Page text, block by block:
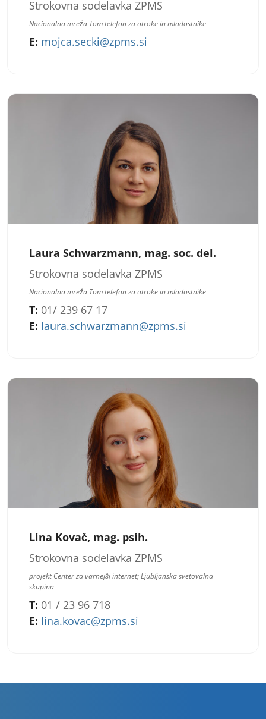
Strokovna sodelavka ZPMS
Nacionalna mreža Tom telefon za otroke in mladostnike
E: mojca.secki@zpms.si
Laura Schwarzmann, mag. soc. del.
Strokovna sodelavka ZPMS
Nacionalna mreža Tom telefon za otroke in mladostnike
T: 01/ 239 67 17
E: laura.schwarzmann@zpms.si
Lina Kovač, mag. psih.
Strokovna sodelavka ZPMS
projekt Center za varnejši internet; Ljubljanska svetovalna
skupina
T: 01 / 23 96 718
E: lina.kovac@zpms.si